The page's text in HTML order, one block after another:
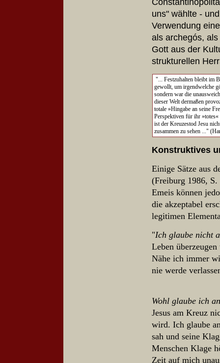
uns" wählte -
Verwendung
als archegós,
Gott aus der
strukturellen
"... Festzuhalten bleibt im
gewollt, um irgendwelche
sondern war die
dieser Welt dermaßen
totale »Hingabe an seine
Perspektiven für ihr
ist der Kreuzestod Jesu
zusammen zu sehen ..."
Konstruktives
Einige Sätze aus
(Freiburg 1986, S.
Emeis können
die akzeptabel
legitimen
"Ich glaube nicht
Leben
Nähe ich immer
nie werde
Wohl glaube ich
Jesus am Kreuz
wird. Ich glaube
sah und seine
Menschen Klage
Zeit auf mich